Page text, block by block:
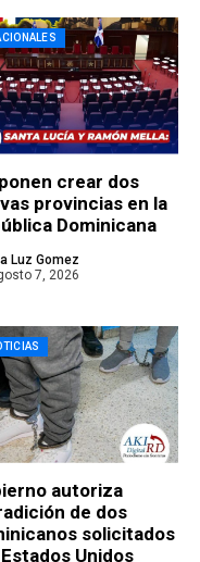
crear dos
provincias en la
Dominicana
Luz Gomez
7, 2026
autoriza
de dos
solicitados
Unidos